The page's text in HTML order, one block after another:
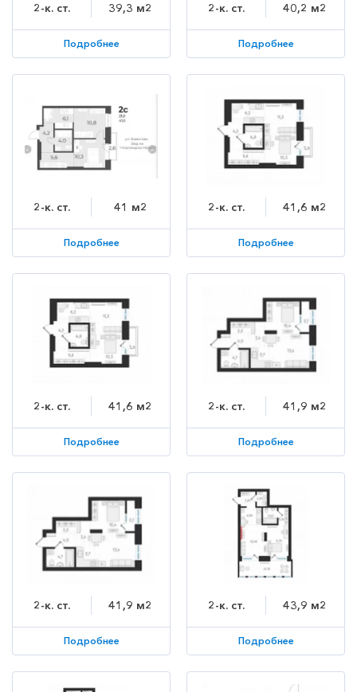
2-к. ст. 39,3 м2
Подробнее
2-к. ст. 40,2 м2
Подробнее
2-к. ст. 41 м2
Подробнее
2-к. ст. 41,6 м2
Подробнее
2-к. ст. 41,6 м2
Подробнее
2-к. ст. 41,9 м2
Подробнее
2-к. ст. 41,9 м2
Подробнее
2-к. ст. 43,9 м2
Подробнее